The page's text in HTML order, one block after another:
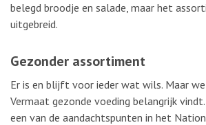
belegd broodje en salade, maar het
uitgebreid.
Gezonder assortiment
Er is en blijft voor ieder wat wils. Maar
Vermaat gezonde voeding belangrijk
een van de aandachtspunten in het